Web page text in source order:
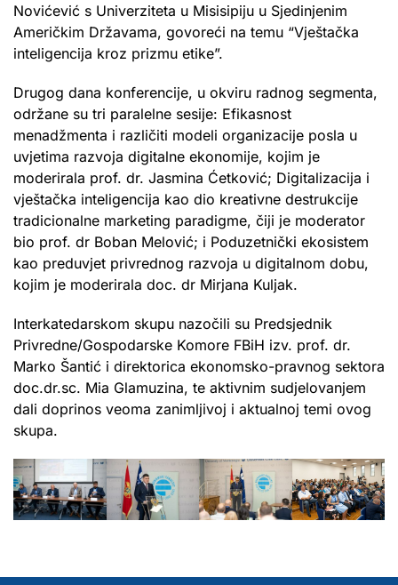
Novićević s Univerziteta u Misisipiju u Sjedinjenim
Američkim Državama, govoreći na temu “Vještačka
inteligencija kroz prizmu etike”.
Drugog dana konferencije, u okviru radnog segmenta,
održane su tri paralelne sesije: Efikasnost
menadžmenta i različiti modeli organizacije posla u
uvjetima razvoja digitalne ekonomije, kojim je
moderirala prof. dr. Jasmina Ćetković; Digitalizacija i
vještačka inteligencija kao dio kreativne destrukcije
tradicionalne marketing paradigme, čiji je moderator
bio prof. dr Boban Melović; i Poduzetnički ekosistem
kao preduvjet privrednog razvoja u digitalnom dobu,
kojim je moderirala doc. dr Mirjana Kuljak.
Interkatedarskom skupu nazočili su Predsjednik
Privredne/Gospodarske Komore FBiH izv. prof. dr.
Marko Šantić i direktorica ekonomsko-pravnog sektora
doc.dr.sc. Mia Glamuzina, te aktivnim sudjelovanjem
dali doprinos veoma zanimljivoj i aktualnoj temi ovog
skupa.